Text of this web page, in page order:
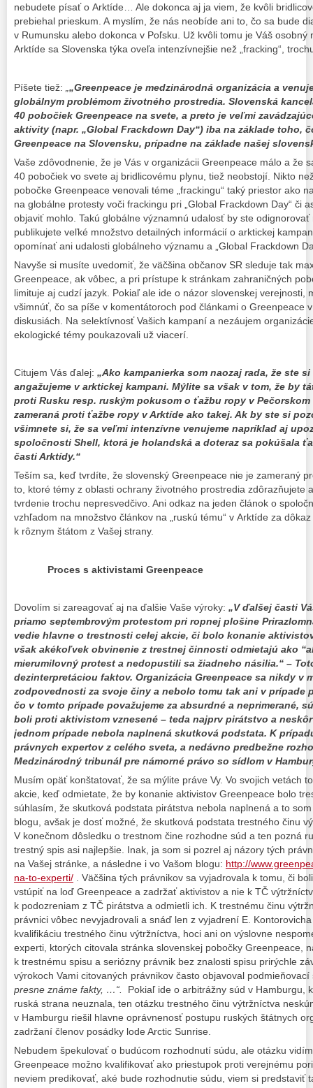
nebudete písať o Arktíde… Ale dokonca aj ja viem, že kvôli
prebiehal prieskum. A myslím, že nás neobíde ani to, čo sa bude
v Rumunsku alebo dokonca v Poľsku. Už kvôli tomu je Váš osobný
Arktíde sa Slovenska týka oveľa intenzívnejšie než „fracking“,
Píšete tiež:
„Greenpeace je medzinárodná organizácia a
globálnym problémom životného prostredia. Slovenská
40 pobočiek Greenpeace na svete, a preto je veľmi
aktivity (napr. „Global Frackdown Day“) iba na základe toho,
Greenpeace na Slovensku, prípadne na základe našej
Vaše zdôvodnenie, že je Vás v organizácii Greenpeace málo a že
40 pobočiek vo svete aj bridlicovému plynu, tiež neobstojí. Nikto
pobočke Greenpeace venovali téme „frackingu“ taký priestor ako
na globálne protesty voči frackingu pri „Global Frackdown Day“ či
objaviť mohlo. Takú globálne významnú udalosť by ste
publikujete veľké množstvo detailných informácií o arktickej
opomínať ani udalosti globálneho významu a „Global Frackdown
Navyše si musíte uvedomiť, že väčšina občanov SR sleduje tak
Greenpeace, ak vôbec, a pri prístupe k stránkam zahraničných
limituje aj cudzí jazyk. Pokiaľ ale ide o názor slovenskej verejnosti,
všimnúť, čo sa píše v komentátoroch pod článkami o Greenpeace
diskusiách. Na selektívnosť Vašich kampaní a nezáujem
ekologické témy poukazovali už viacerí.
Citujem Vás ďalej: „Ako kampanierka som naozaj rada, že ste
angažujeme v arktickej kampani. Mýlite sa však v tom, že by
proti Rusku resp. ruským pokusom o ťažbu ropy v Pečorskom
zameraná proti ťažbe ropy v Arktíde ako takej. Ak by ste si
všimnete si, že sa veľmi intenzívne venujeme napríklad aj
spoločnosti Shell, ktorá je holandská a doteraz sa pokúšala
časti Arktídy.“
Teším sa, keď tvrdíte, že slovenský Greenpeace nie je zameraný
to, ktoré témy z oblasti ochrany životného prostredia zdôrazňujete
tvrdenie trochu nepresvedčivo. Ani odkaz na jeden článok o
vzhľadom na množstvo článkov na „ruskú tému“ v Arktíde za
k rôznym štátom z Vašej strany.
Proces s aktivistami Greenpeace
Dovolím si zareagovať aj na ďalšie Vaše výroky: „V ďalšej časti
priamo septembrovým protestom pri ropnej plošine
vedie hlavne o trestnosti celej akcie, či bolo konanie
však akékoľvek obvinenie z trestnej činnosti odmietajú ako
mierumilovný protest a nedopustili sa žiadneho násilia.“ –
dezinterpretáciou faktov. Organizácia Greenpeace sa nikdy v
zodpovednosti za svoje činy a nebolo tomu tak ani v prípade
čo v tomto prípade považujeme za absurdné a neprimerané,
boli proti aktivistom vznesené – teda najprv pirátstvo a
jednom prípade nebola naplnená skutková podstata. K
právnych expertov z celého sveta, a nedávno predbežne
Medzinárodný tribunál pre námorné právo so sídlom v
Musím opäť konštatovať, že sa mýlite práve Vy. Vo svojich vetách
akcie, keď odmietate, že by konanie aktivistov Greenpeace bolo
súhlasím, že skutková podstata pirátstva nebola naplnená a to
blogu, avšak je dosť možné, že skutková podstata trestného činu
V konečnom dôsledku o trestnom čine rozhodne súd a ten pozná
trestný spis asi najlepšie. Inak, ja som si pozrel aj názory tých
na Vašej stránke, a následne i vo Vašom blogu: http://
na-to-experti/ . Väčšina tých právnikov sa vyjadrovala k tomu, či
vstúpiť na loď Greenpeace a zadržať aktivistov a nie k TČ
k podozreniam z TČ pirátstva a odmietli ich. K trestnému činu
právnici vôbec nevyjadrovali a snáď len z vyjadrení E.
kvalifikáciu trestného činu výtržníctva, hoci ani on výslovne
experti, ktorých citovala stránka slovenskej pobočky Greenpeace,
k trestnému spisu a seriózny právnik bez znalosti spisu prirýchle
výrokoch Vami citovaných právnikov často objavoval
presne známe fakty, …“.
Pokiaľ ide o arbitrážny súd v Hamburgu,
ruská strana neuznala, ten otázku trestného činu výtržníctva
v Hamburgu riešil hlavne oprávnenosť postupu ruských štátnych
zadržaní členov posádky lode Arctic Sunrise.
Nebudem špekulovať o budúcom rozhodnutí súdu, ale otázku
Greenpeace možno kvalifikovať ako priestupok proti verejnému
neviem predikovať, aké bude rozhodnutie súdu, viem si predstaviť